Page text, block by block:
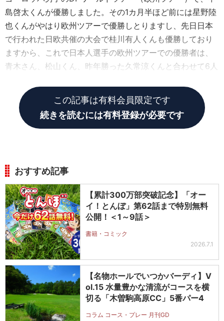
島啓太くんが優勝しました。その1カ月半ほど前には星野陸
也くんがやはり欧州ツアーで優勝しとりますし、先日日本
で行われた日欧共催の大会で桂川有人くんも優勝しており
ますから、これで日本人選手の欧州ツアーでの優勝者は、
青木さん、松山くん、昨年勝った久常涼くんと合わせて6人
この記事は有料会員限定です
続きを読むには有料登録が必要です
おすすめ記事
【累計300万部突破記念】「オー
イ！とんぼ」第62話まで特別無料
公開！＜1～9話＞
書籍・コミック
2026.7.1
【名物ホールでいつかバーディ】V
ol.15 水量豊かな清流がコースを横
切る「木曽駒高原CC」5番パー4
コラム コース・プレー 月刊GD